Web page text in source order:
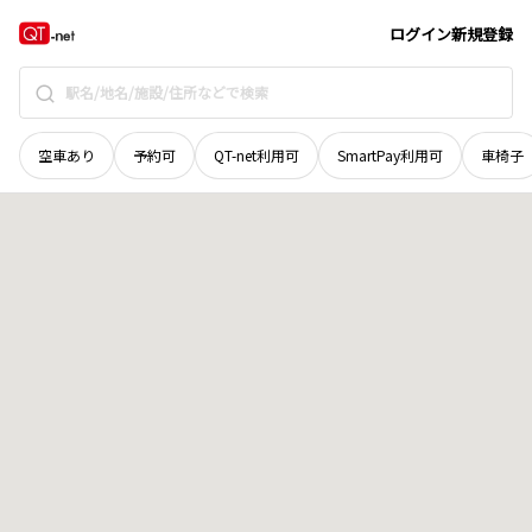
ログイン新規登録
空車あり 予約可 QT-net利用可 SmartPay利用可 車椅子
栃木県